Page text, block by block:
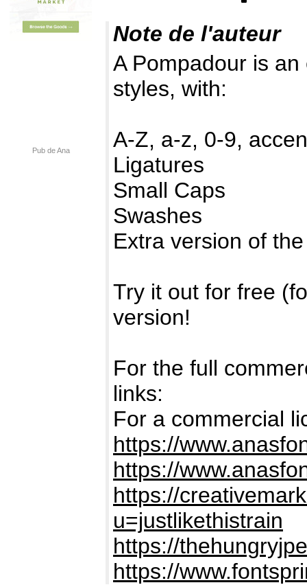
Pub de Ana
Note de l'auteur
A Pompadour is
styles, with:
A-Z, a-z, 0-9,
Ligatures
Small Caps
Swashes
Extra version of
Try it out for free
version!
For the full
links:
For a commercial
https://
https://
https://
u=justlikethistrain
https://
https://